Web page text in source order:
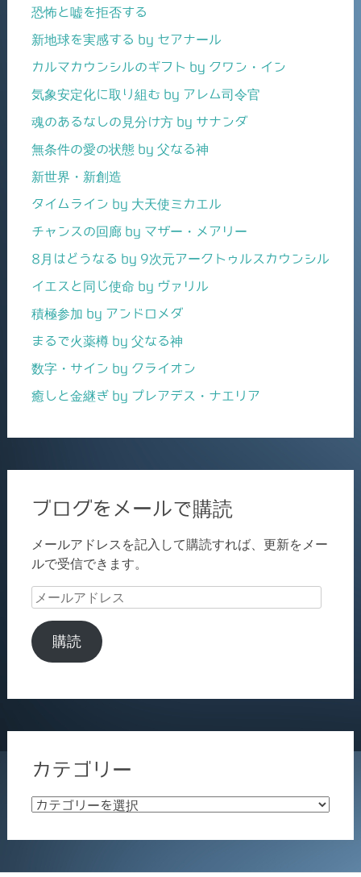
恐怖と嘘を拒否する
新地球を実感する by セアナール
カルマカウンシルのギフト by クワン・イン
気象安定化に取り組む by アレム司令官
魂のあるなしの見分け方 by サナンダ
無条件の愛の状態 by 父なる神
新世界・新創造
タイムライン by 大天使ミカエル
チャンスの回廊 by マザー・メアリー
8月はどうなる by 9次元アークトゥルスカウンシル
イエスと同じ使命 by ヴァリル
積極参加 by アンドロメダ
まるで火薬樽 by 父なる神
数字・サイン by クライオン
癒しと金継ぎ by プレアデス・ナエリア
ブログをメールで購読
メールアドレスを記入して購読すれば、更新をメー
ルで受信できます。
メ
ル
ア
購読
カテゴリー
カ
ゴ